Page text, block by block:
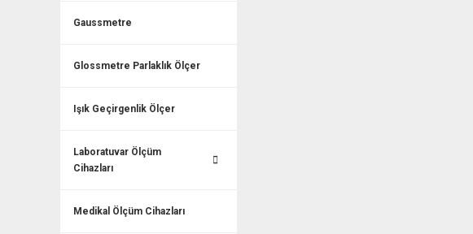
Gaussmetre
Glossmetre Parlaklık Ölçer
Işık Geçirgenlik Ölçer
Laboratuvar Ölçüm
Cihazları
Medikal Ölçüm Cihazları